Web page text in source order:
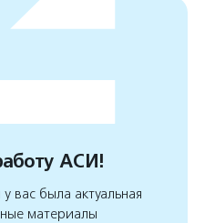
АСИ!
вас была актуальная
материалы